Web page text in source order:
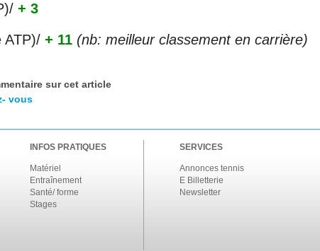
/ + 3
ATP)/ + 11 (nb: meilleur classement en carrière)
sur cet article
vous
INFOS PRATIQUES
Matériel
Entraînement
Santé/ forme
Stages
SERVICES
Annonces tennis
E Billetterie
Newsletter